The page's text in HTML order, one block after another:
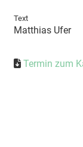
Text
Matthias Ufer
Termin zum